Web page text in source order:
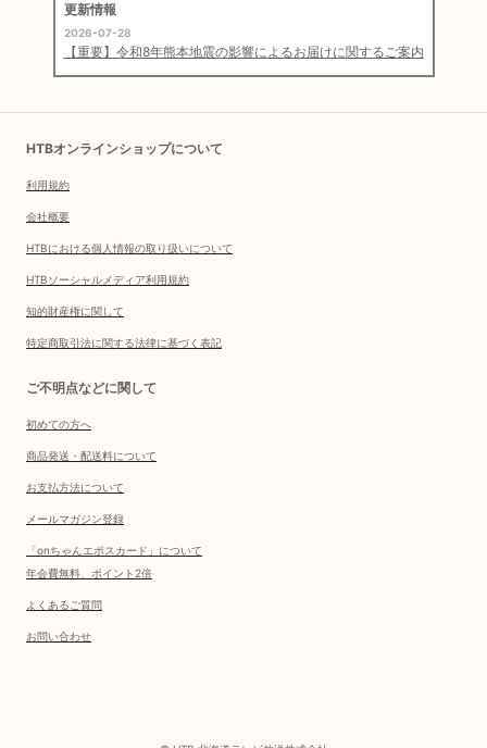
更新情報
2026-07-28
【重要】令和8年熊本地震の影響によるお届けに関するご案内
HTBオンラインショップについて
利用規約
会社概要
HTBにおける個人情報の取り扱いについて
HTBソーシャルメディア利用規約
知的財産権に関して
特定商取引法に関する法律に基づく表記
ご不明点などに関して
初めての方へ
商品発送・配送料について
お支払方法について
メールマガジン登録
「onちゃんエポスカード」について
年会費無料、ポイント2倍
よくあるご質問
お問い合わせ